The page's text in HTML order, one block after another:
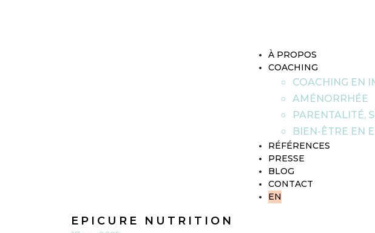
À PROPOS
COACHING
COACHING EN
AMÉNORRHÉE
PARENTALITÉ,
BIEN-ÊTRE EN
RÉFÉRENCES
PRESSE
BLOG
CONTACT
EN
EPICURE NUTRITION